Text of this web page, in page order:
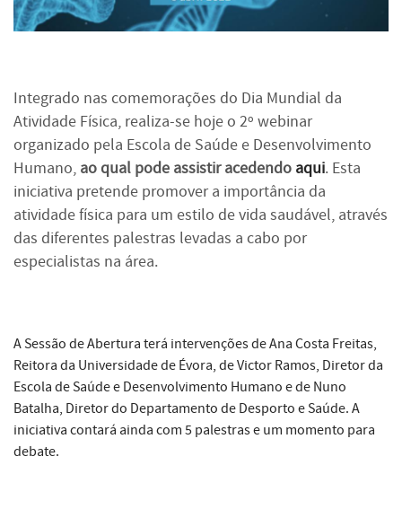
Integrado nas comemorações do Dia Mundial da
Atividade Física, realiza-se hoje o 2º webinar
organizado pela Escola de Saúde e Desenvolvimento
Humano, ao qual pode assistir acedendo aqui. Esta
iniciativa pretende promover a importância da
atividade física para um estilo de vida saudável, através
das diferentes palestras levadas a cabo por
especialistas na área.
A Sessão de Abertura terá intervenções de Ana Costa Freitas,
Reitora da Universidade de Évora, de Victor Ramos, Diretor da
Escola de Saúde e Desenvolvimento Humano e de Nuno
Batalha, Diretor do Departamento de Desporto e Saúde. A
iniciativa contará ainda com 5 palestras e um momento para
debate.